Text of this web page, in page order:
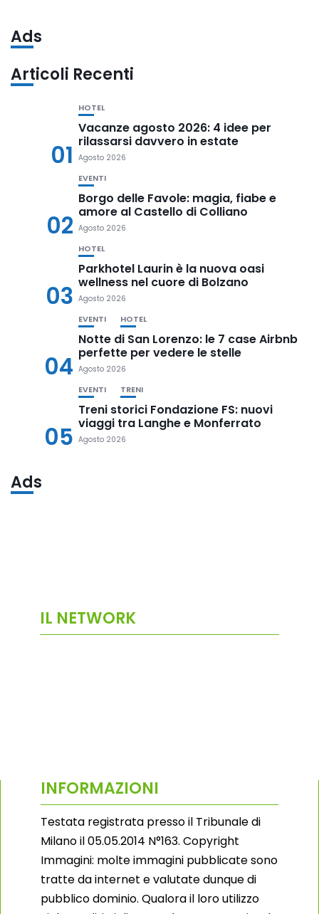
Ads
Articoli Recenti
01
HOTEL
Vacanze agosto 2026: 4 idee per
rilassarsi davvero in estate
Agosto 2026
02
EVENTI
Borgo delle Favole: magia, fiabe e
amore al Castello di Colliano
Agosto 2026
03
HOTEL
Parkhotel Laurin è la nuova oasi
wellness nel cuore di Bolzano
Agosto 2026
04
EVENTI HOTEL
Notte di San Lorenzo: le 7 case Airbnb
perfette per vedere le stelle
Agosto 2026
05
EVENTI TRENI
Treni storici Fondazione FS: nuovi
viaggi tra Langhe e Monferrato
Agosto 2026
Ads
IL NETWORK
INFORMAZIONI
Testata registrata presso il Tribunale di
Milano il 05.05.2014 N°163. Copyright
Immagini: molte immagini pubblicate sono
tratte da internet e valutate dunque di
pubblico dominio. Qualora il loro utilizzo